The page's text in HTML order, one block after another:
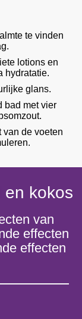
te vinden
lotions en
hydratatie.
glans.
bad met vier
van de voeten
en kokos
van
effecten
effecten